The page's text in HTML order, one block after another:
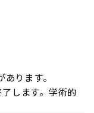
ります。
します。学術的